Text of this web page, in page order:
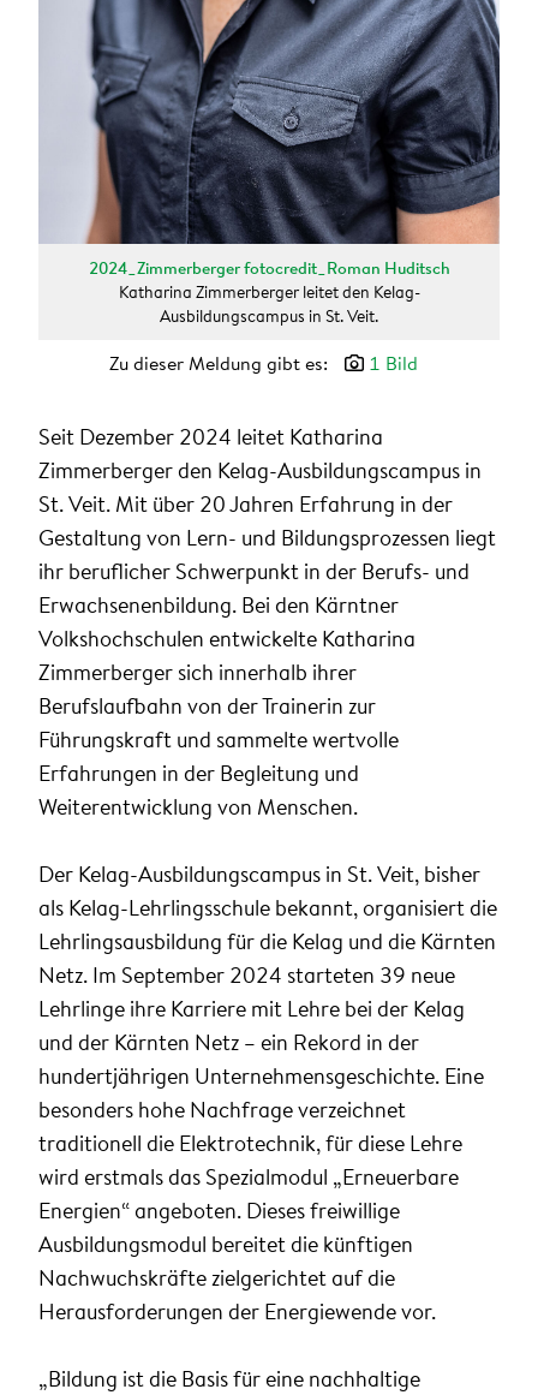
2024_Zimmerberger fotocredit_Roman Huditsch
Katharina Zimmerberger leitet den Kelag-
Ausbildungscampus in St. Veit.
Zu dieser Meldung gibt es: 1 Bild
Seit Dezember 2024 leitet Katharina
Zimmerberger den Kelag-Ausbildungscampus in
St. Veit. Mit über 20 Jahren Erfahrung in der
Gestaltung von Lern- und Bildungsprozessen liegt
ihr beruflicher Schwerpunkt in der Berufs- und
Erwachsenenbildung. Bei den Kärntner
Volkshochschulen entwickelte Katharina
Zimmerberger sich innerhalb ihrer
Berufslaufbahn von der Trainerin zur
Führungskraft und sammelte wertvolle
Erfahrungen in der Begleitung und
Weiterentwicklung von Menschen.
Der Kelag-Ausbildungscampus in St. Veit, bisher
als Kelag-Lehrlingsschule bekannt, organisiert die
Lehrlingsausbildung für die Kelag und die Kärnten
Netz. Im September 2024 starteten 39 neue
Lehrlinge ihre Karriere mit Lehre bei der Kelag
und der Kärnten Netz – ein Rekord in der
hundertjährigen Unternehmensgeschichte. Eine
besonders hohe Nachfrage verzeichnet
traditionell die Elektrotechnik, für diese Lehre
wird erstmals das Spezialmodul „Erneuerbare
Energien“ angeboten. Dieses freiwillige
Ausbildungsmodul bereitet die künftigen
Nachwuchskräfte zielgerichtet auf die
Herausforderungen der Energiewende vor.
„Bildung ist die Basis für eine nachhaltige